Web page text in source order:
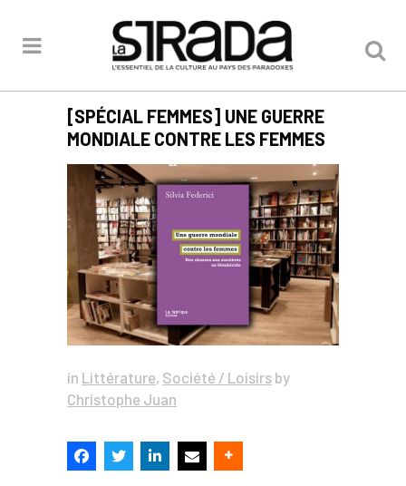
[SPÉCIAL FEMMES] UNE GUERRE
MONDIALE CONTRE LES FEMMES
in Littérature, Société / Loisirs by
Christophe Juan